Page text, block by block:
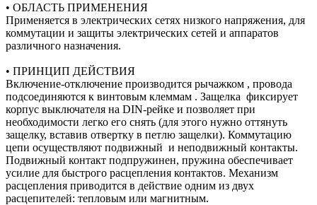
• ОБЛАСТЬ ПРИМЕНЕНИЯ
Применяется в электрических сетях низкого напряжения, для
коммутации и защиты электрических сетей и аппаратов
различного назначения.
• ПРИНЦИП ДЕЙСТВИЯ
Включение-отключение производится рычажком , провода
подсоединяются к винтовым клеммам . Защелка фиксирует
корпус выключателя на DIN-рейке и позволяет при
необходимости легко его снять (для этого нужно оттянуть
защелку, вставив отвертку в петлю защелки). Коммутацию
цепи осуществляют подвижный и неподвижный контакты.
Подвижный контакт подпружинен, пружина обеспечивает
усилие для быстрого расцепления контактов. Механизм
расцепления приводится в действие одним из двух
расцепителей: тепловым или магнитным.